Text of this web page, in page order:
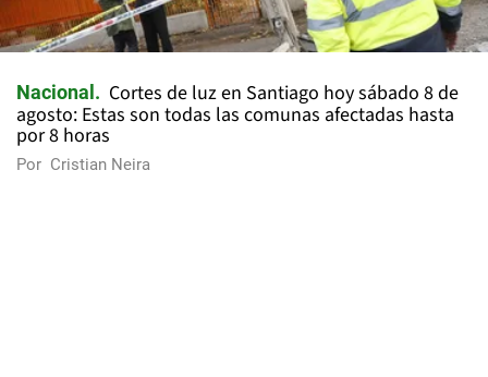
Nacional
Cortes de luz en Santiago hoy sábado 8 de
agosto: Estas son todas las comunas afectadas hasta
por 8 horas
Por Cristian Neira